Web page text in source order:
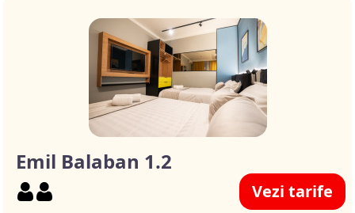
Emil Balaban 1.2
Vezi tarife